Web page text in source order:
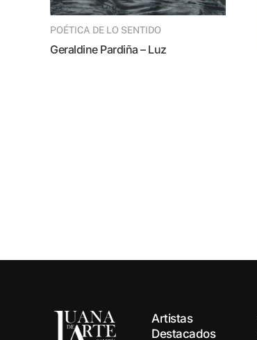
POÉTICA DE LO SENTIDO
Geraldine Pardiña – Luz
Artistas
Destacados